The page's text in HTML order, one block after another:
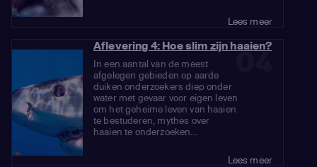
Lees meer
04
Aflevering 4: Hoe slim zijn haaien?
In een aantal van de meest
afgelegen gebieden op aarde
duiken onderzoekers diep onder
water met gevaar voor eigen leven
om het geheime leven van haaien
te bestuderen, mythes over
haaien te onderzoeken...
Lees meer